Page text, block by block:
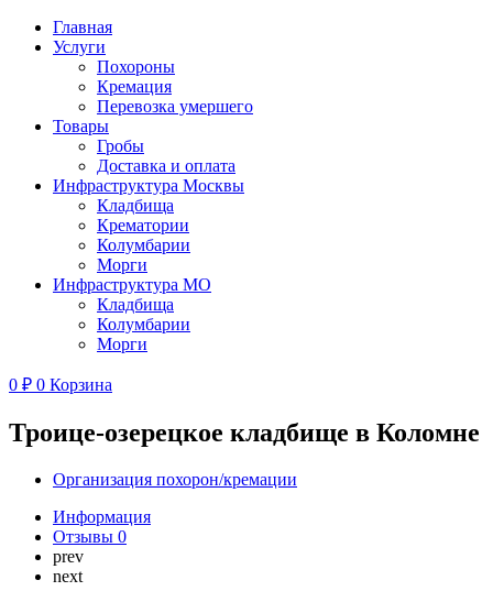
Главная
Услуги
Похороны
Кремация
Перевозка умершего
Товары
Гробы
Доставка и оплата
Инфраструктура Москвы
Кладбища
Крематории
Колумбарии
Морги
Инфраструктура МО
Кладбища
Колумбарии
Морги
0 ₽ 0 Корзина
Троице-озерецкое кладбище в Коломне
Организация похорон/кремации
Информация
Отзывы 0
prev
next